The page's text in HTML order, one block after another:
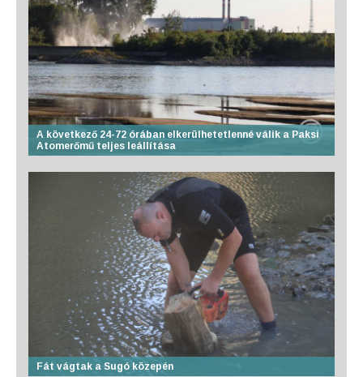
A következő 24-72 órában elkerülhetetlenné válik a Paksi
Atomerőmű teljes leállítása
Fát vágtak a Sugó közepén